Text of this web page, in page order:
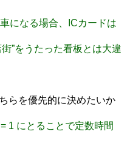
になる場合、ICカードは
”をうたった看板とは大違
らを優先的に決めたいか
1 にとることで定数時間